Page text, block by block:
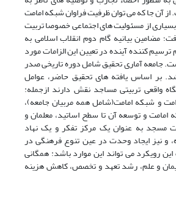
آن جا که می توان ظرفیت فراوان شبکه امامت
بسیاری از مسئولیت های اجتماعی خصوصا تربیت
مضامین بیانیه گام دوم انقلاب اسلامی به
ترسیم کننده آینده در تعیین این الزامات مورد
جامعه آماری تحقیق شامل دوره تاریخی صدر
بر اساس یافته های تحقیق حاضر، عوامل
واقعی تربیتی مساجد نقش دارند ازجمله:
و شبکه امامت(شامل همه مربیان جامعه)،
امامت و توسعه آن تا سطح اساتید، معلمان و
مسجد به عنوان یک مرکز تفکر و یک نهاد
و نیز ایجاد وحدت در عین تنوع فرهنگی در
رویکرد می تواند این موارد باشد: همگانی
و علم، رشد تعهد و تخصص، کاهش هزینه